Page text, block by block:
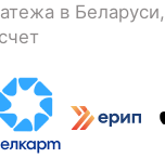
в Беларуси,